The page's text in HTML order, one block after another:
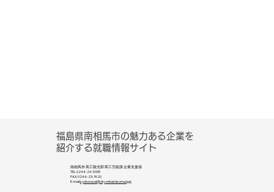
​福島県南相馬市の魅力ある企業を
紹介する就職情報サイト
南相馬市 商工観光部 商工労政課 企業支援係
TEL 0244-24-5335
FAX 0244-23-7420
E-mail:syokorosei@city.minamisoma.lg.jp